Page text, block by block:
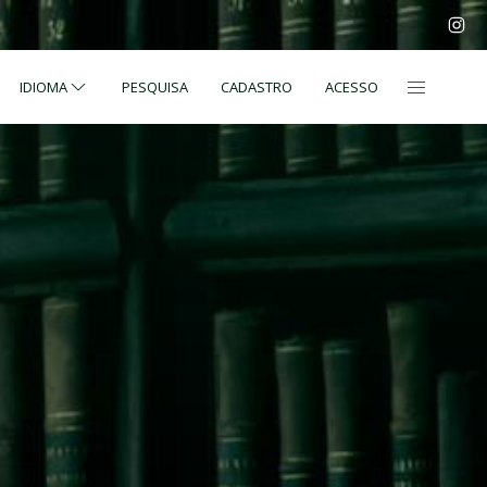
IDIOMA PESQUISA CADASTRO ACESSO